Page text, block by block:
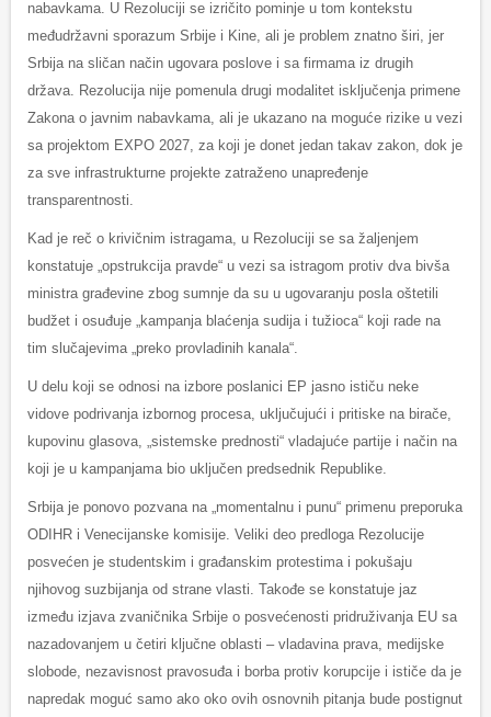
nabavkama. U Rezoluciji se izričito pominje u tom kontekstu
međudržavni sporazum Srbije i Kine, ali je problem znatno širi, jer
Srbija na sličan način ugovara poslove i sa firmama iz drugih
država. Rezolucija nije pomenula drugi modalitet isključenja primene
Zakona o javnim nabavkama, ali je ukazano na moguće rizike u vezi
sa projektom EXPO 2027, za koji je donet jedan takav zakon, dok je
za sve infrastrukturne projekte zatraženo unapređenje
transparentnosti.
Kad je reč o krivičnim istragama, u Rezoluciji se sa žaljenjem
konstatuje „opstrukcija pravde“ u vezi sa istragom protiv dva bivša
ministra građevine zbog sumnje da su u ugovaranju posla oštetili
budžet i osuđuje „kampanja blaćenja sudija i tužioca“ koji rade na
tim slučajevima „preko provladinih kanala“.
U delu koji se odnosi na izbore poslanici EP jasno ističu neke
vidove podrivanja izbornog procesa, uključujući i pritiske na birače,
kupovinu glasova, „sistemske prednosti“ vladajuće partije i način na
koji je u kampanjama bio uključen predsednik Republike.
Srbija je ponovo pozvana na „momentalnu i punu“ primenu preporuka
ODIHR i Venecijanske komisije. Veliki deo predloga Rezolucije
posvećen je studentskim i građanskim protestima i pokušaju
njihovog suzbijanja od strane vlasti. Takođe se konstatuje jaz
između izjava zvaničnika Srbije o posvećenosti pridruživanja EU sa
nazadovanjem u četiri ključne oblasti – vladavina prava, medijske
slobode, nezavisnost pravosuđa i borba protiv korupcije i ističe da je
napredak moguć samo ako oko ovih osnovnih pitanja bude postignut